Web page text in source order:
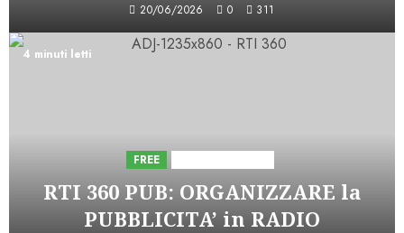
20/06/2026 0 311
4 minuti letti
FREE
RTI 360 PUB: ORGANIZZARE la
PUBBLICITA’ in RADIO